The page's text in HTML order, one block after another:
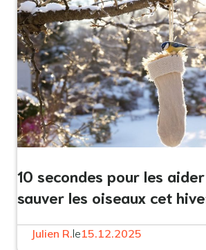
10 secondes pour les
sauver les oiseaux cet
Julien R.le15.12.2025